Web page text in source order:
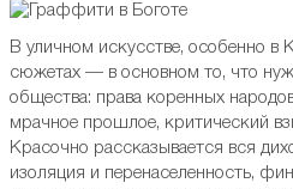
В уличном искусстве, особенно в
сюжетах — в основном то, что
общества: права коренных
мрачное прошлое, критический
Красочно рассказывается вся
изоляция и перенаселенность,